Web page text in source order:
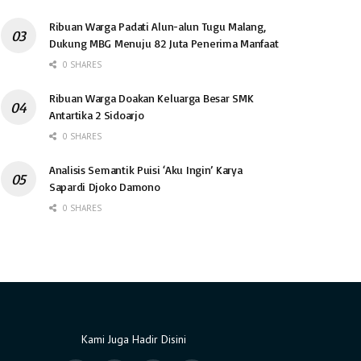
Ribuan Warga Padati Alun-alun Tugu Malang,
Dukung MBG Menuju 82 Juta Penerima Manfaat
0 SHARES
Ribuan Warga Doakan Keluarga Besar SMK
Antartika 2 Sidoarjo
0 SHARES
Analisis Semantik Puisi ‘Aku Ingin’ Karya
Sapardi Djoko Damono
0 SHARES
Kami Juga Hadir Disini